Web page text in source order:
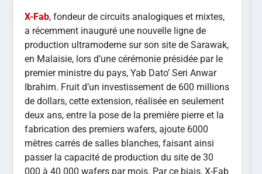
X-Fab, fondeur de circuits analogiques et mixtes,
a récemment inauguré une nouvelle ligne de
production ultramoderne sur son site de Sarawak,
en Malaisie, lors d’une cérémonie présidée par le
premier ministre du pays, Yab Dato’ Seri Anwar
Ibrahim. Fruit d’un investissement de 600 millions
de dollars, cette extension, réalisée en seulement
deux ans, entre la pose de la première pierre et la
fabrication des premiers wafers, ajoute 6000
mètres carrés de salles blanches, faisant ainsi
passer la capacité de production du site de 30
000 à 40 000 wafers par mois. Par ce biais, X-Fab